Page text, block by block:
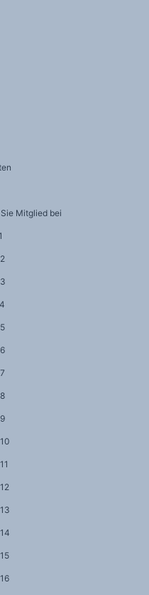
Mitglied bei